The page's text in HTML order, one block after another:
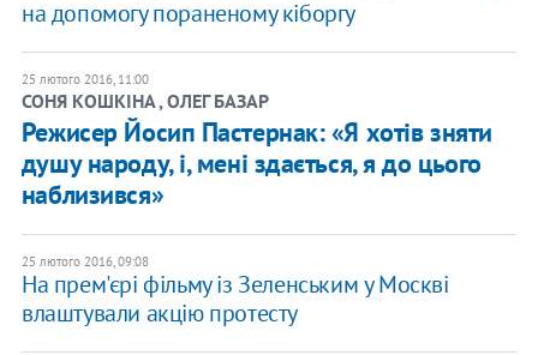
на допомогу пораненому кіборгу
25 лютого 2016, 11:00
СОНЯ КОШКІНА , ОЛЕГ БАЗАР
Режисер Йосип Пастернак: «Я хотів зняти
душу народу, і, мені здається, я до цього
наблизився»
25 лютого 2016, 09:08
На прем'єрі фільму із Зеленським у Москві
влаштували акцію протесту